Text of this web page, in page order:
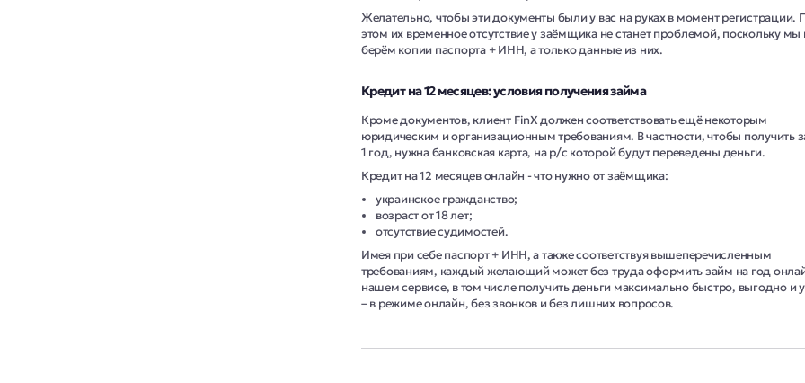
Желательно, чтобы эти документы были у вас на руках в момент регистрации.
этом их временное отсутствие у заёмщика не станет проблемой, поскольку мы
берём копии паспорта + ИНН, а только данные из них.
Кредит на 12 месяцев: условия получения займа
Кроме документов, клиент FinX должен соответствовать ещё некоторым
юридическим и организационным требованиям. В частности, чтобы получить
1 год, нужна банковская карта, на р/с которой будут переведены деньги.
Кредит на 12 месяцев онлайн - что нужно от заёмщика:
украинское гражданство;
возраст от 18 лет;
отсутствие судимостей.
Имея при себе паспорт + ИНН, а также соответствуя вышеперечисленным
требованиям, каждый желающий может без труда оформить займ на год
нашем сервисе, в том числе получить деньги максимально быстро, выгодно и
– в режиме онлайн, без звонков и без лишних вопросов.